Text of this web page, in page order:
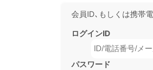
会員ID､もしくは携帯
ログインID
パスワード